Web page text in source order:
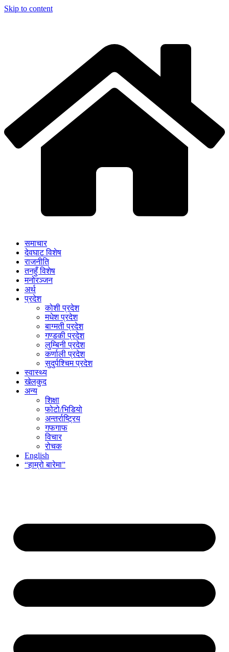
Skip to content
समाचार
देवघाट विशेष
राजनीति
तनहुँ विशेष
मनोरञ्जन
अर्थ
प्रदेश
कोशी प्रदेश
मधेश प्रदेश
बाग्मती प्रदेश
गण्डकी प्रदेश
लुम्बिनी प्रदेश
कर्णाली प्रदेश
सुदुर्पश्चिम प्रदेश
स्वास्थ्य
खेलकुद
अन्य
शिक्षा
फोटो/भिडियो
अन्तर्राष्ट्रिय
गफगाफ
विचार
रोचक
English
“हाम्रो बारेमा”